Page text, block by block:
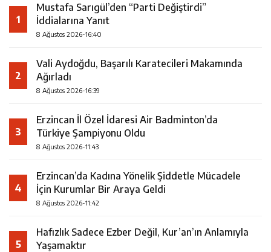
1
Mustafa Sarıgül’den “Parti Değiştirdi”
İddialarına Yanıt
8 Ağustos 2026-16:40
2
Vali Aydoğdu, Başarılı Karatecileri Makamında
Ağırladı
8 Ağustos 2026-16:39
3
Erzincan İl Özel İdaresi Air Badminton’da
Türkiye Şampiyonu Oldu
8 Ağustos 2026-11:43
4
Erzincan’da Kadına Yönelik Şiddetle Mücadele
İçin Kurumlar Bir Araya Geldi
8 Ağustos 2026-11:42
5
Hafızlık Sadece Ezber Değil, Kur’an’ın Anlamıyla
Yaşamaktır